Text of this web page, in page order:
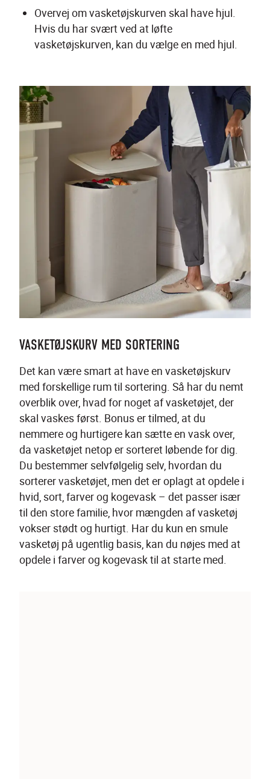
Overvej om vasketøjskurven skal have hjul.
Hvis du har svært ved at løfte
vasketøjskurven, kan du vælge en med hjul.
VASKETØJSKURV MED SORTERING
Det kan være smart at have en vasketøjskurv
med forskellige rum til sortering. Så har du nemt
overblik over, hvad for noget af vasketøjet, der
skal vaskes først. Bonus er tilmed, at du
nemmere og hurtigere kan sætte en vask over,
da vasketøjet netop er sorteret løbende for dig.
Du bestemmer selvfølgelig selv, hvordan du
sorterer vasketøjet, men det er oplagt at opdele i
hvid, sort, farver og kogevask – det passer især
til den store familie, hvor mængden af vasketøj
vokser stødt og hurtigt. Har du kun en smule
vasketøj på ugentlig basis, kan du nøjes med at
opdele i farver og kogevask til at starte med.